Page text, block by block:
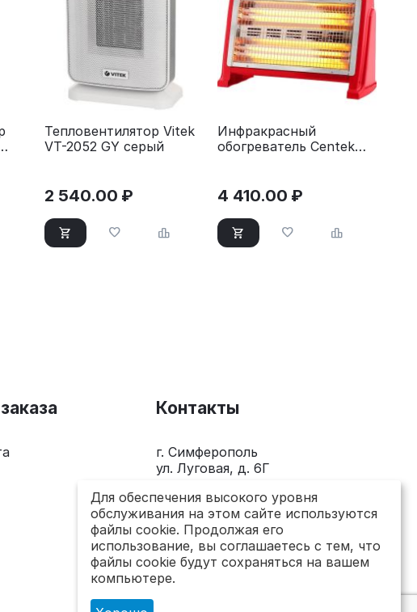
Тепловентилятор Vitek
VT-2052 GY серый
2 540.00 ₽
Инфракрасный
обогреватель Centek
4 410.00 ₽
Контакты
г. Симферополь
ул. Луговая, д. 6Г
+7(978)281-0-281
Пн-Пт 10.00 - 18.00
send@topsto-crimea.ru
Для обеспечения высокого уровня
обслуживания на этом сайте используются
файлы cookie. Продолжая его
использование, вы соглашаетесь с тем, что
файлы cookie будут сохраняться на вашем
компьютере.